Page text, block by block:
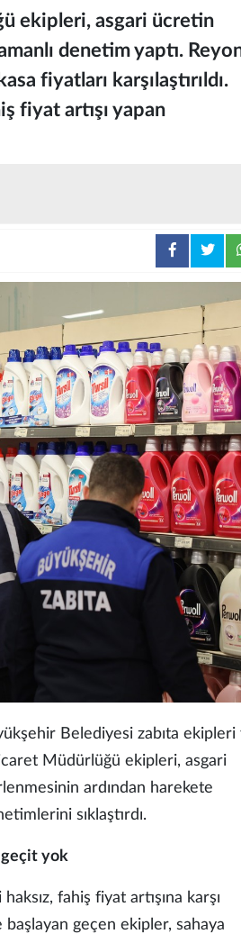
ekipleri, asgari ücretin
denetim yaptı.
fiyatları karşılaştırıldı.
fiyat artışı yapan
Belediyesi zabıta ekipleri
Müdürlüğü ekipleri, asgari
ardından harekete
sıklaştırdı.
geçit yok
fahiş fiyat artışına karşı
geçen ekipler, sahaya